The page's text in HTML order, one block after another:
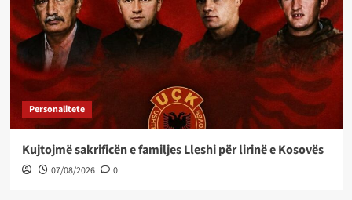
Personalitete
Kujtojmë sakrificën e familjes Lleshi për lirinë e Kosovës
07/08/2026 0